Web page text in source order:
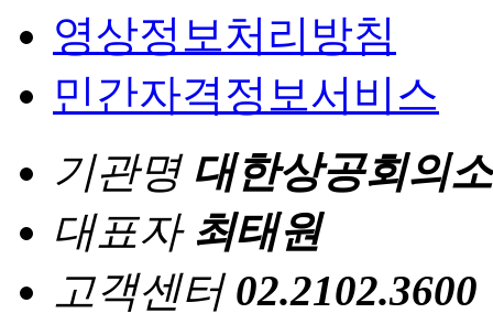
영상정보처리방침
민간자격정보서비스
기관명 대한상공회의소
대표자 최태원
고객센터 02.2102.3600